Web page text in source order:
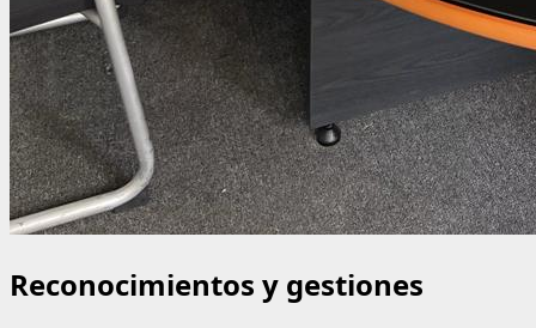
Reconocimientos y gestiones